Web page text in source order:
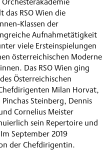
RSO Wien die
Klassen der
Aufnahmetätigkeit
viele Ersteinspielungen
österreichischen Moderne
Das RSO Wien ging
Österreichischen
Milan Horvat,
Steinberg, Dennis
Cornelius Meister
sein Repertoire und
September 2019
der Chefdirigentin.